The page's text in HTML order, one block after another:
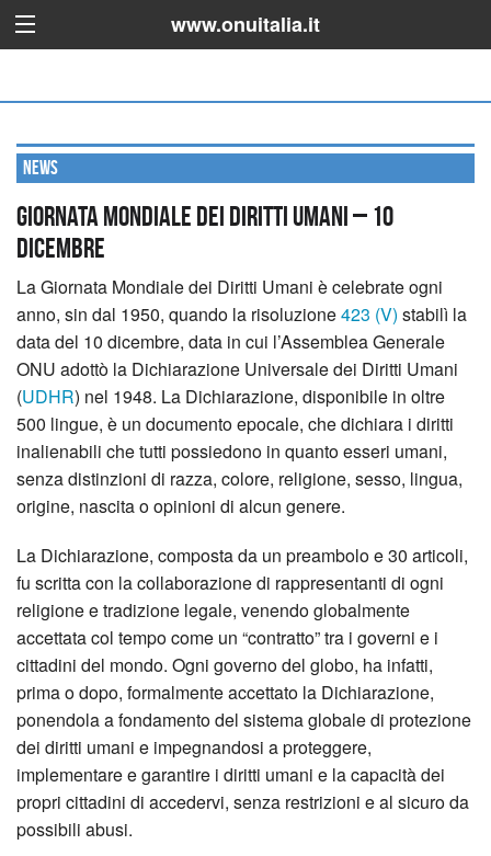
www.onuitalia.it
News
Giornata mondiale dei Diritti Umani – 10
dicembre
La Giornata Mondiale dei Diritti Umani è celebrate ogni
anno, sin dal 1950, quando la risoluzione423 (V) stabilì la
data del 10 dicembre, data in cui l’Assemblea Generale
ONU adottò la Dichiarazione Universale dei Diritti Umani
(UDHR) nel 1948. La Dichiarazione, disponibile in oltre
500 lingue, è un documento epocale, che dichiara i diritti
inalienabili che tutti possiedono in quanto esseri umani,
senza distinzioni di razza, colore, religione, sesso, lingua,
origine, nascita o opinioni di alcun genere.
La Dichiarazione, composta da un preambolo e 30 articoli,
fu scritta con la collaborazione di rappresentanti di ogni
religione e tradizione legale, venendo globalmente
accettata col tempo come un “contratto” tra i governi e i
cittadini del mondo. Ogni governo del globo, ha infatti,
prima o dopo, formalmente accettato la Dichiarazione,
ponendola a fondamento del sistema globale di protezione
dei diritti umani e impegnandosi a proteggere,
implementare e garantire i diritti umani e la capacità dei
propri cittadini di accedervi, senza restrizioni e al sicuro da
possibili abusi.